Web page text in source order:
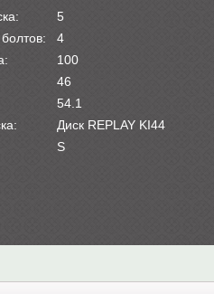
5
4
100
46
54.1
Диск REPLAY KI44
S